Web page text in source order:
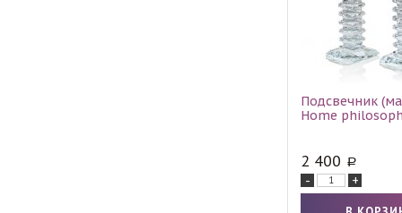
Подсвечник
Home
2 400
- +